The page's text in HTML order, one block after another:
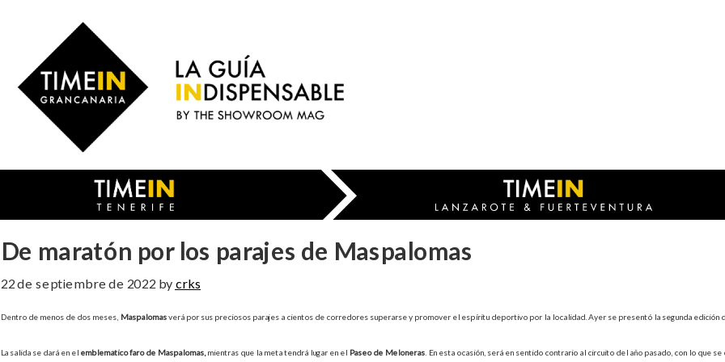
Gran
Canaria
De maratón por los parajes de Maspalomas
22 de septiembre de 2022 by crks
Dentro de menos de dos meses, Maspalomasverá por sus preciosos parajes a cientos de corredores superarse y promover el espíritu deportivo por la localidad. Ayer se presentó la segunda edición
La salida se dará en el emblemático faro de Maspalomas, mientras que la meta tendrá lugar en el Paseo de Meloneras . En esta ocasión, será en sentido contrario al circuito del año pasado, con lo que